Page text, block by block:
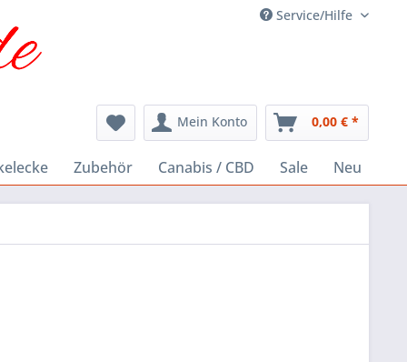
Service/Hilfe
Mein Konto 0,00 € *
Zubehör Canabis / CBD Sale Neu